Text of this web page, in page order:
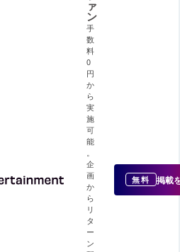
ァ
ン
手
数
料
0
円
か
ら
実
施
可
能
企
画
か
ら
リ
タ
ー
ン
無料 掲載